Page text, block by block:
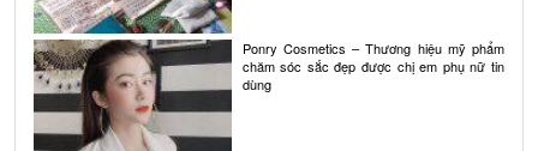
Ponry Cosmetics – Thương hiệu mỹ phẩm
chăm sóc sắc đẹp được chị em phụ nữ tin
dùng